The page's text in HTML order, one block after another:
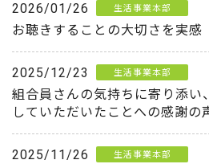
2026/01/26 生活事業本部
お聴きすることの大切さを実感
2025/12/23 生活事業本部
組合員さんの気持ちに寄り添い
していただいたことへの感謝の
2025/11/26 生活事業本部